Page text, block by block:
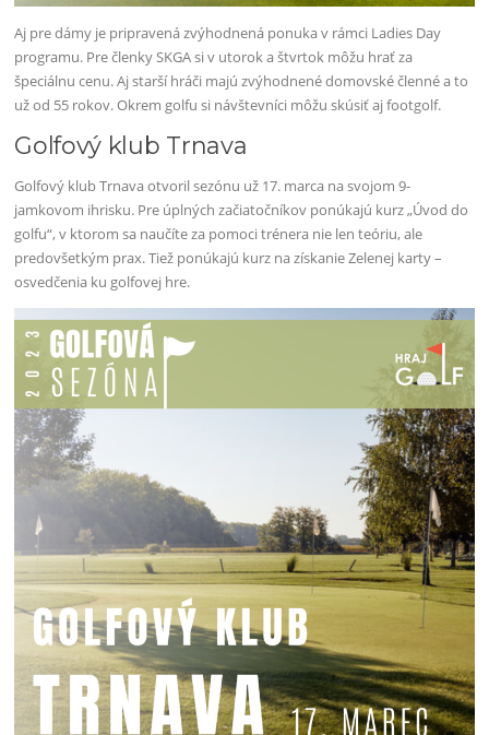
Aj pre dámy je pripravená zvýhodnená ponuka v rámci Ladies Day
programu. Pre členky SKGA si v utorok a štvrtok môžu hrať za
špeciálnu cenu. Aj starší hráči majú zvýhodnené domovské členné a to
už od 55 rokov. Okrem golfu si návštevníci môžu skúsiť aj footgolf.
Golfový klub Trnava
Golfový klub Trnava otvoril sezónu už 17. marca na svojom 9-
jamkovom ihrisku. Pre úplných začiatočníkov ponúkajú kurz „Úvod do
golfu“, v ktorom sa naučíte za pomoci trénera nie len teóriu, ale
predovšetkým prax. Tiež ponúkajú kurz na získanie Zelenej karty –
osvedčenia ku golfovej hre.